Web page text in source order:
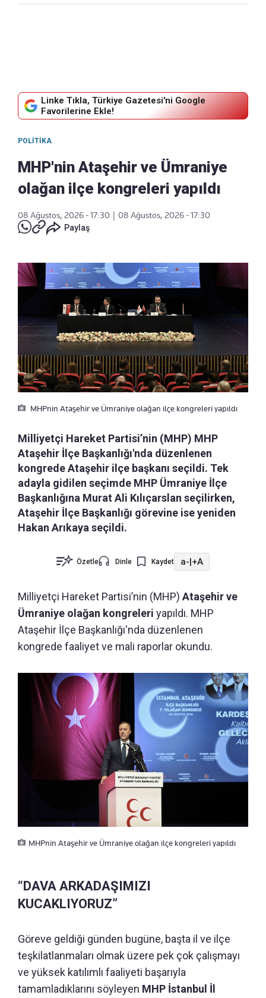
Linke Tıkla, Türkiye Gazetesi'ni Google
Favorilerine Ekle!
POLITIKA
MHP'nin Ataşehir ve Ümraniye
olağan ilçe kongreleri yapıldı
08 Ağustos, 2026 - 17:30
08 Ağustos, 2026 - 17:30
Paylaş
MHPnin Ataşehir ve Ümraniye olağan ilçe kongreleri yapıldı
Milliyetçi Hareket Partisi’nin (MHP) MHP
Ataşehir İlçe Başkanlığı'nda düzenlenen
kongrede Ataşehir ilçe başkanı seçildi. Tek
adayla gidilen seçimde MHP Ümraniye İlçe
Başkanlığına Murat Ali Kılıçarslan seçilirken,
Ataşehir İlçe Başkanlığı görevine ise yeniden
Hakan Arıkaya seçildi.
Özetle Dinle Kaydet a-|+A
Milliyetçi Hareket Partisi’nin (MHP) Ataşehir ve
Ümraniye olağan kongreleri yapıldı. MHP
Ataşehir İlçe Başkanlığı'nda düzenlenen
kongrede faaliyet ve mali raporlar okundu.
MHPnin Ataşehir ve Ümraniye olağan ilçe kongreleri yapıldı
“DAVA ARKADAŞIMIZI
KUCAKLIYORUZ”
Göreve geldiği günden bugüne, başta il ve ilçe
teşkilatlanmaları olmak üzere pek çok çalışmayı
ve yüksek katılımlı faaliyeti başarıyla
tamamladıklarını söyleyen MHP İstanbul İl